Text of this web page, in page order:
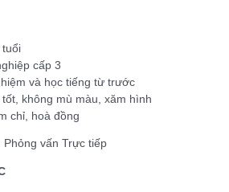
cấp 3
và học tiếng từ trước
không mù màu, xăm hình
chỉ, hoà đồng
vấn Trực tiếp